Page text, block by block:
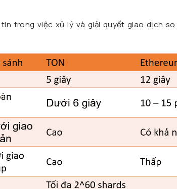
trong việc xử lý và giải quyết giao dịch